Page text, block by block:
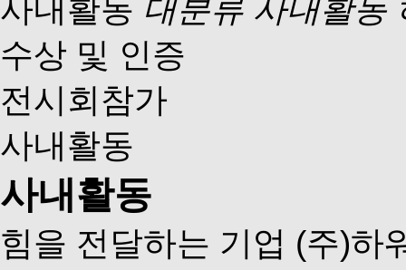
사내활동 대분류 사내활동
수상 및 인증
전시회참가
사내활동
사내활동
힘을 전달하는 기업 (주)하